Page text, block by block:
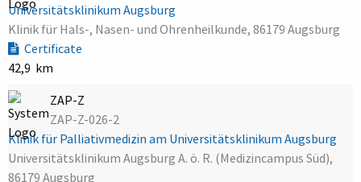
Universitätsklinikum Augsburg
Klinik für Hals-, Nasen- und Ohrenheilkunde, 86179 Augsburg
Certificate
42,9 km
ZAP-Z
ZAP-Z-026-2
Klinik für Palliativmedizin am Universitätsklinikum Augsburg
Universitätsklinikum Augsburg A. ö. R. (Medizincampus Süd),
86179 Augsburg